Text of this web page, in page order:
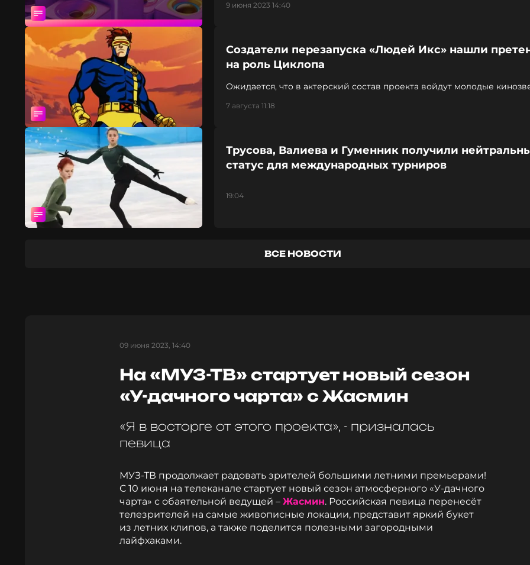
9 июня 2023 14:40
Создатели перезапуска «Людей Икс» нашли
на роль Циклопа
Ожидается, что в актерский состав проекта войдут молодые
7 августа 11:18
Трусова, Валиева и Гуменник получили
статус для международных турниров
19:04
ВСЕ НОВОСТИ
09 июня 2023, 14:40
На «МУЗ-ТВ» стартует новый сезон
«У-дачного чарта» с Жасмин
«Я в восторге от этого проекта», - призналась
певица
МУЗ-ТВ продолжает радовать зрителей большими летними премьерами!
С 10 июня на телеканале стартует новый сезон атмосферного «У-дачного
чарта» с обаятельной ведущей – Жасмин. Российская певица перенесёт
телезрителей на самые живописные локации, представит яркий букет
из летних клипов, а также поделится полезными загородными
лайфхаками.